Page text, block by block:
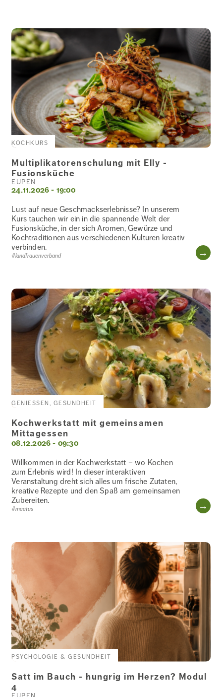
KOCHKURS
EUPEN
24.11.2026 - 19:00
Multiplikatorenschulung mit Elly -
Fusionsküche
Lust auf neue Geschmackserlebnisse? In unserem
Kurs tauchen wir ein in die spannende Welt der
Fusionsküche, in der sich Aromen, Gewürze und
Kochtraditionen aus verschiedenen Kulturen kreativ
verbinden.
#landfrauenverband
GENIESSEN, GESUNDHEIT
08.12.2026 - 09:30
Kochwerkstatt mit gemeinsamen
Mittagessen
Willkommen in der Kochwerkstatt – wo Kochen
zum Erlebnis wird! In dieser interaktiven
Veranstaltung dreht sich alles um frische Zutaten,
kreative Rezepte und den Spaß am gemeinsamen
Zubereiten.
#meetus
PSYCHOLOGIE & GESUNDHEIT
Satt im Bauch - hungrig im Herzen? Modul
4